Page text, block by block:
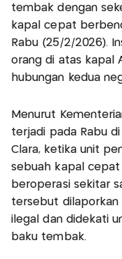
tembak dengan
kapal cepat
Rabu (25/2/2026).
orang di atas kapal
hubungan kedua
Menurut
terjadi pada Rabu
Clara, ketika unit
sebuah kapal
beroperasi sekitar
tersebut dilaporkan
ilegal dan didekati
baku tembak.